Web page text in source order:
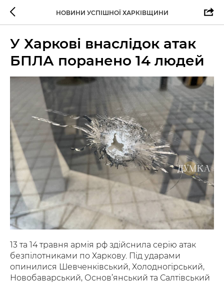
НОВИНИ УСПІШНОЇ ХАРКІВЩИНИ
У Харкові внаслідок атак
БПЛА поранено 14 людей
13 та 14 травня армія рф здійснила серію атак
безпілотниками по Харкову. Під ударами
опинилися Шевченківський, Холодногірський,
Новобаварський, Основ’янський та Салтівський